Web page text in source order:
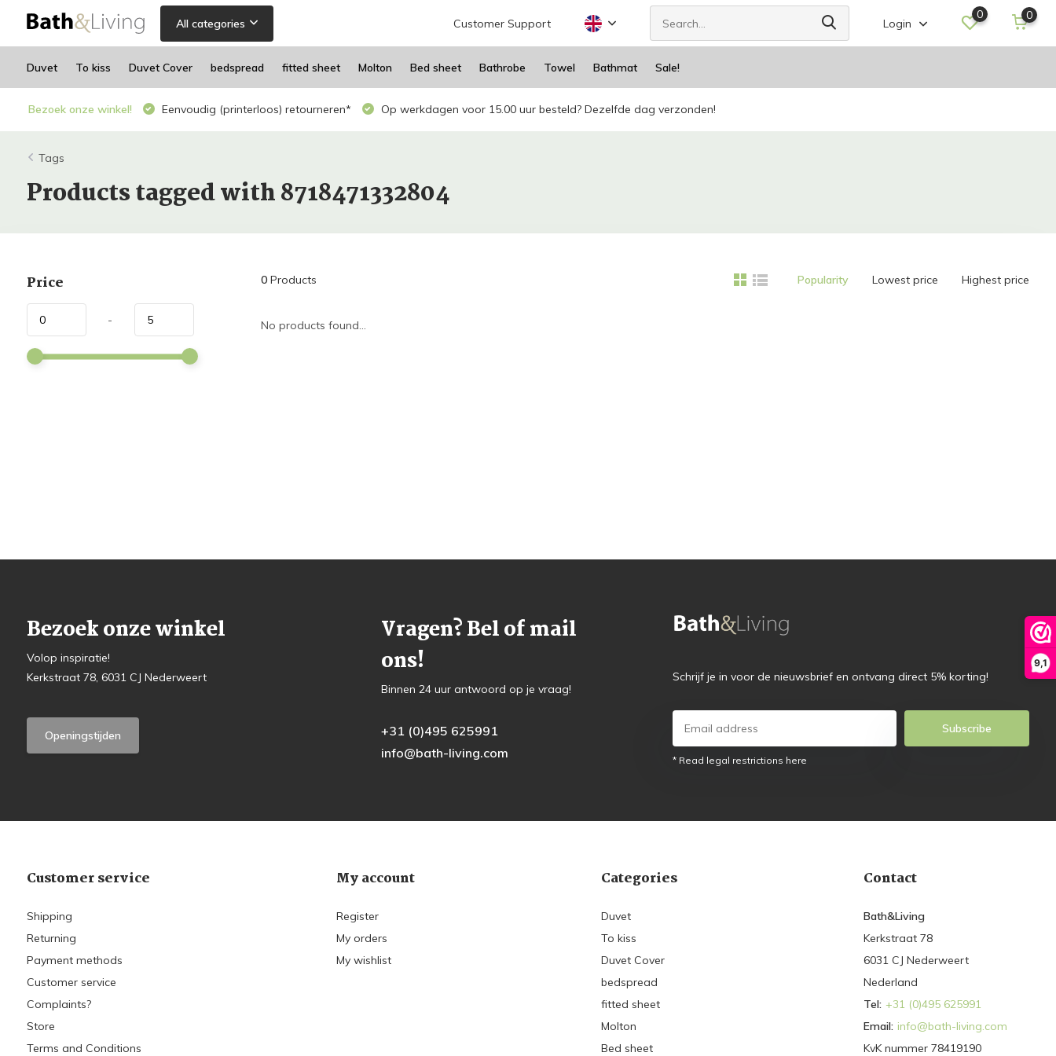
9,1
All categories Customer Support Login
0 0
Duvet To kiss Duvet Cover bedspread fitted sheet Molton Bed sheet Bathrobe Towel Bathmat Sale!
Bezoek onze winkel! Eenvoudig (printerloos) retourneren* Op werkdagen voor 15.00 uur besteld? Dezelfde dag verzonden!
Tags
Products tagged with 8718471332804
Price
-
0Products Popularity Lowest price Highest price
No products found...
Bezoek onze winkel
Volop inspiratie!
Kerkstraat 78, 6031 CJ Nederweert
Openingstijden
Vragen? Bel of mail
ons!
Binnen 24 uur antwoord op je vraag!
+31 (0)495 625991
info@bath-living.com
Schrijf je in voor de nieuwsbrief en ontvang direct 5% korting!
Subscribe
* Read legal restrictions here
Customer service
Shipping
Returning
Payment methods
Customer service
Complaints?
Store
Terms and Conditions
My account
Register
My orders
My wishlist
Categories
Duvet
To kiss
Duvet Cover
bedspread
fitted sheet
Molton
Bed sheet
Contact
Bath&Living
Kerkstraat 78
6031 CJ Nederweert
Nederland
Tel: +31 (0)495 625991
Email: info@bath-living.com
KvK nummer 78419190